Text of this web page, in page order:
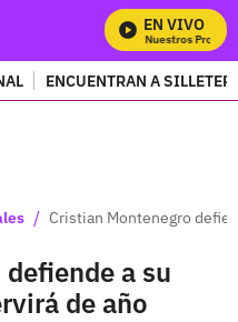
EN VIVO
Mira Todos Nuestros
ENCUENTRAN A
/ Cristian Montenegro
a su
de año